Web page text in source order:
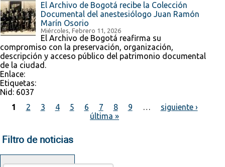
El Archivo de Bogotá recibe la Colección
Documental del anestesiólogo Juan Ramón
Marín Osorio
Miércoles, Febrero 11, 2026
El Archivo de Bogotá reafirma su
compromiso con la preservación, organización,
descripción y acceso público del patrimonio documental
de la ciudad.
Enlace:
Etiquetas:
Nid: 6037
1 2 3 4 5 6 7 8 9 …
siguiente ›
última »
Filtro de noticias